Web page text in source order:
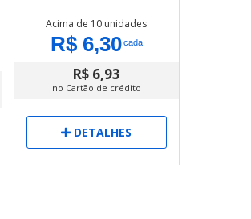
Acima de 10 unidades
R$ 6,30cada
R$ 6,93
no Cartão de crédito
DETALHES